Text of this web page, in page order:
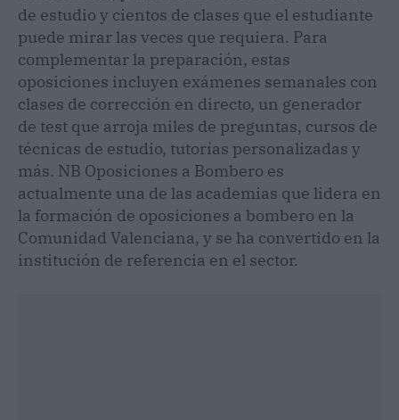
de estudio y cientos de clases que el estudiante
puede mirar las veces que requiera. Para
complementar la preparación, estas
oposiciones incluyen exámenes semanales con
clases de corrección en directo, un generador
de test que arroja miles de preguntas, cursos de
técnicas de estudio, tutorías personalizadas y
más. NB Oposiciones a Bombero es
actualmente una de las academias que lidera en
la formación de oposiciones a bombero en la
Comunidad Valenciana, y se ha convertido en la
institución de referencia en el sector.